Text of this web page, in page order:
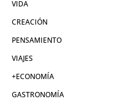
VIDA
CREACIÓN
PENSAMIENTO
VIAJES
+ECONOMÍA
GASTRONOMÍA